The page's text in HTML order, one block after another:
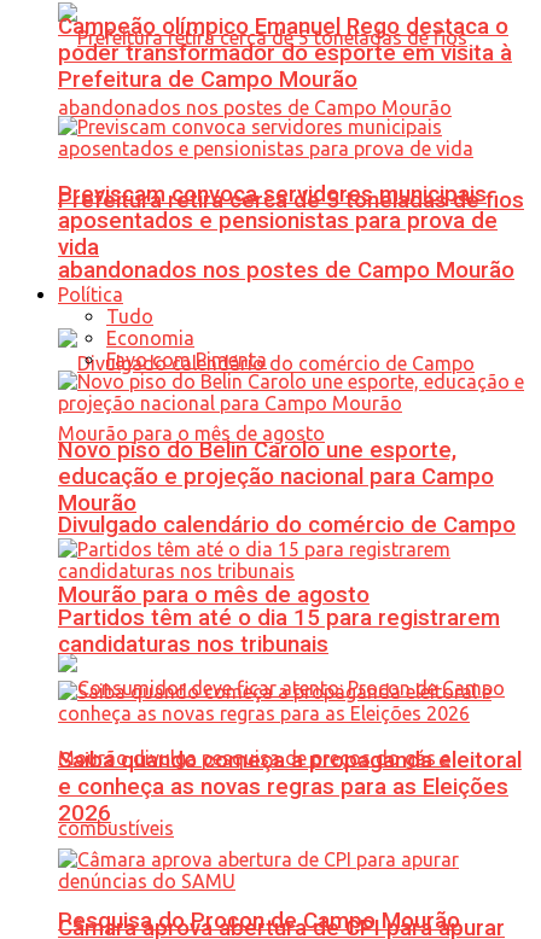
Prefeitura retira cerca de 5 toneladas de fios
abandonados nos postes de Campo Mourão
Divulgado calendário do comércio de Campo
Mourão para o mês de agosto
Pesquisa do Procon de Campo Mourão
Campeão olímpico Emanuel Rego destaca o
poder transformador do esporte em visita à
Prefeitura de Campo Mourão
Previscam convoca servidores municipais
aposentados e pensionistas para prova de
vida
Política
Tudo
Economia
Favo com Pimenta
Novo piso do Belin Carolo une esporte,
educação e projeção nacional para Campo
Mourão
Partidos têm até o dia 15 para registrarem
candidaturas nos tribunais
Saiba quando começa a propaganda eleitoral
e conheça as novas regras para as Eleições
2026
Câmara aprova abertura de CPI para apurar